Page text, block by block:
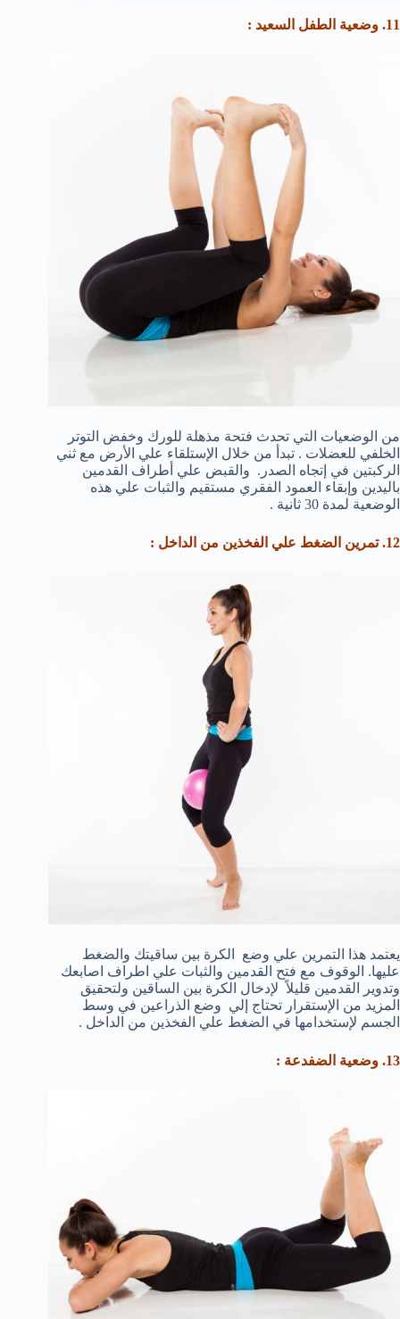
11. وضعية الطفل السعيد :
من الوضعيات التي تحدث فتحة مذهلة للورك وخفض التوتر
الخلفي للعضلات . تبدأ من خلال الإستلقاء علي الأرض مع ثني
الركبتين في إتجاه الصدر. والقبض علي أطراف القدمين
باليدين وإبقاء العمود الفقري مستقيم والثبات علي هذه
الوضعية لمدة 30 ثانية .
12. تمرين الضغط علي الفخذين من الداخل :
يعتمد هذا التمرين علي وضع الكرة بين ساقيتك والضغط
عليها. الوقوف مع فتح القدمين والثبات علي اطراف اصابعك
وتدوير القدمين قليلاً لإدخال الكرة بين الساقين ولتحقيق
المزيد من الإستقرار تحتاج إلي وضع الذراعين في وسط
الجسم لإستخدامها في الضغط علي الفخذين من الداخل .
13. وضعية الضفدعة :